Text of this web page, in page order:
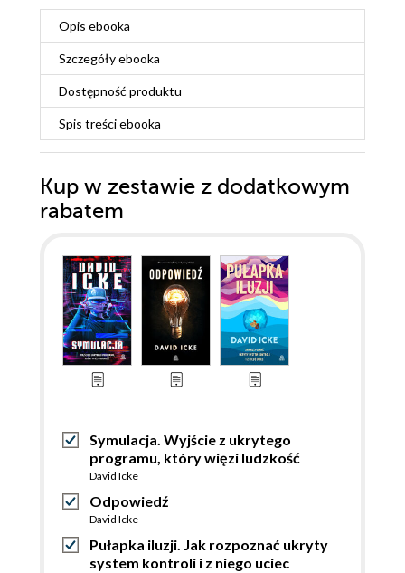
Opis ebooka
Szczegółyebooka
Dostępność produktu
Spis treściebooka
Kup w zestawie z dodatkowym
rabatem
Symulacja. Wyjście z ukrytego
programu, który więzi ludzkość
David Icke
Odpowiedź
David Icke
Pułapka iluzji. Jak rozpoznać ukryty
system kontroli i z niego uciec